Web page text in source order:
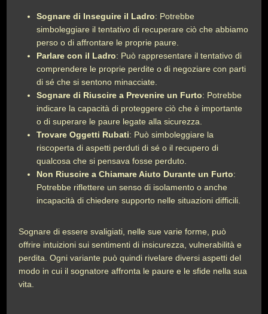
Sognare di Inseguire il Ladro: Potrebbe
simboleggiare il tentativo di recuperare ciò che abbiamo
perso o di affrontare le proprie paure.
Parlare con il Ladro: Può rappresentare il tentativo di
comprendere le proprie perdite o di negoziare con parti
di sé che si sentono minacciate.
Sognare di Riuscire a Prevenire un Furto: Potrebbe
indicare la capacità di proteggere ciò che è importante
o di superare le paure legate alla sicurezza.
Trovare Oggetti Rubati: Può simboleggiare la
riscoperta di aspetti perduti di sé o il recupero di
qualcosa che si pensava fosse perduto.
Non Riuscire a Chiamare Aiuto Durante un Furto:
Potrebbe riflettere un senso di isolamento o anche
incapacità di chiedere supporto nelle situazioni difficili.
Sognare di essere svaligiati, nelle sue varie forme, può
offrire intuizioni sui sentimenti di insicurezza, vulnerabilità e
perdita. Ogni variante può quindi rivelare diversi aspetti del
modo in cui il sognatore affronta le paure e le sfide nella sua
vita.